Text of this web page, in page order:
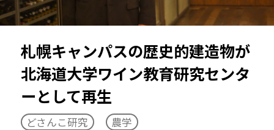
Video
Science Lecture
SDGs
TERRACE（科学とアート）
イグ・ノーベル賞
イベント
インターンシップ
札幌キャンパスの歴史的建造物が
北海道大学ワイン教育研究センタ
ーとして再生
どさんこ研究 農学